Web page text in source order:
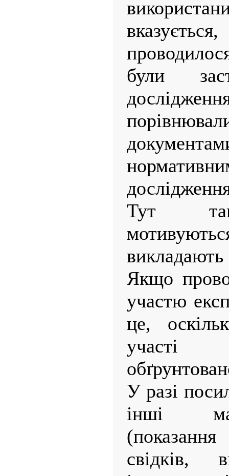
були
Тут
викладають
Якщо
участю
це,
участі
У разі
інші
свідків,